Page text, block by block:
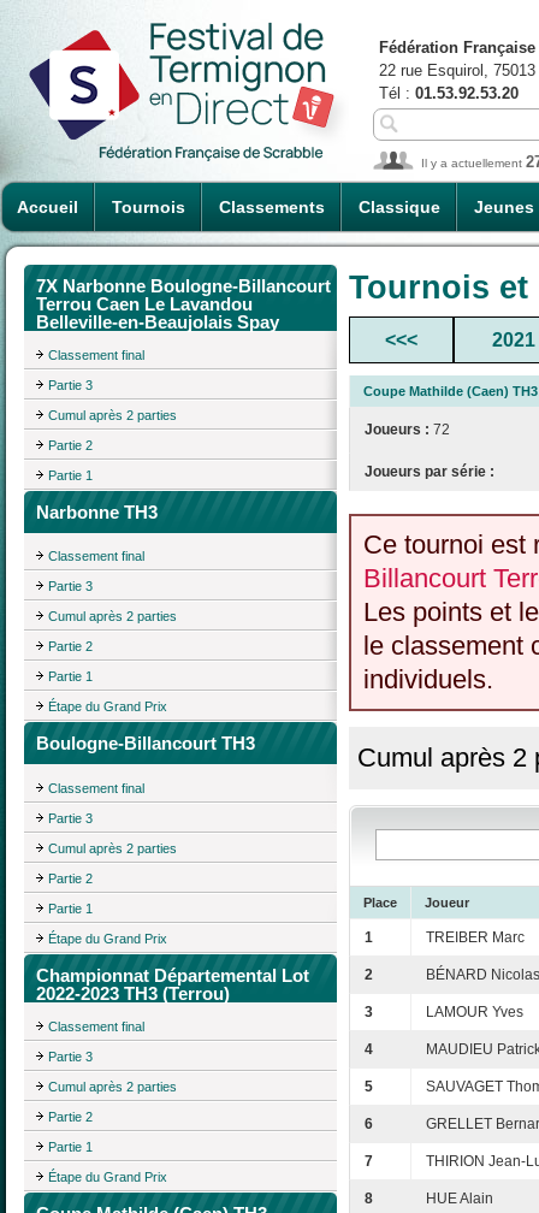
Accueil Tournois Classements Classique Jeunes
Fédération
22 rue Esquirol,
Tél : 01.53.92.53.20
Il y a actuellement
7X Narbonne Boulogne-Billancourt
Terrou Caen Le Lavandou
Belleville-en-Beaujolais Spay
Classement final
Partie 3
Cumul après 2 parties
Partie 2
Partie 1
Narbonne TH3
Classement final
Partie 3
Cumul après 2 parties
Partie 2
Partie 1
Étape du Grand Prix
Boulogne-Billancourt TH3
Classement final
Partie 3
Cumul après 2 parties
Partie 2
Partie 1
Étape du Grand Prix
Championnat Départemental Lot
2022-2023 TH3 (Terrou)
Classement final
Partie 3
Cumul après 2 parties
Partie 2
Partie 1
Étape du Grand Prix
Tournois
<<< 2021
Coupe Mathilde (Caen) TH3
Joueurs : 72
Joueurs par série :
Ce tournoi est
Billancourt
Les points et
le classement
individuels.
Cumul après 2
Place Joueur
1 TREIBER Marc
2 BÉNARD Nicolas
3 LAMOUR Yves
4 MAUDIEU
5 SAUVAGET
6 GRELLET
7 THIRION Jean-
8 HUE Alain